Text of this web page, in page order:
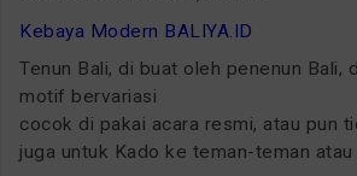
Kebaya Modern BALIYA.ID
Tenun Bali, di buat oleh penenun Bali,
motif bervariasi
cocok di pakai acara resmi, atau pun
juga untuk Kado ke teman-teman